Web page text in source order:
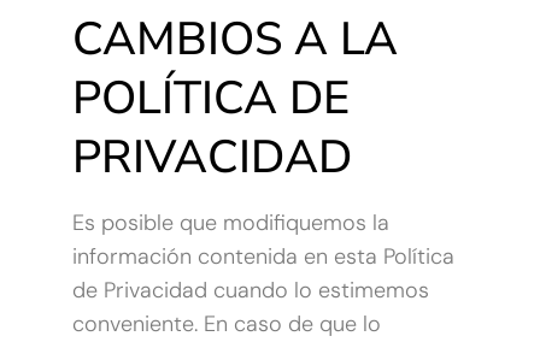
CAMBIOS A LA
POLÍTICA DE
PRIVACIDAD
Es posible que modifiquemos la
información contenida en esta Política
de Privacidad cuando lo estimemos
conveniente. En caso de que lo